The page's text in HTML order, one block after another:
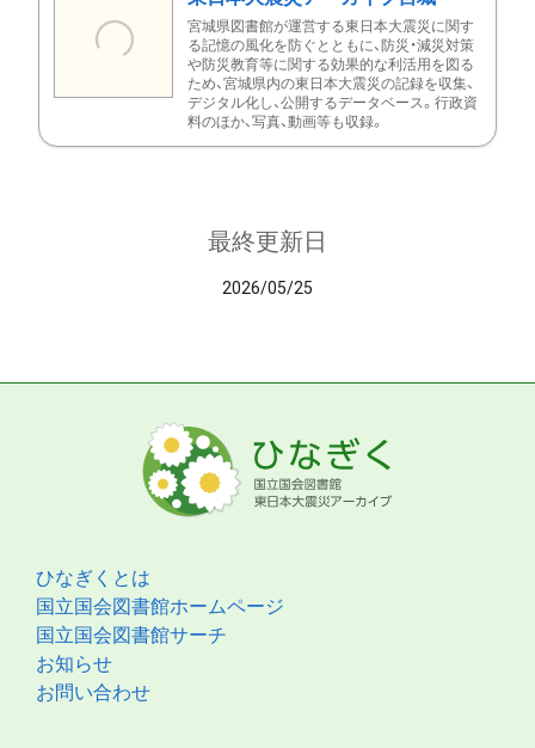
宮城県図書館が運営する東日本大震災に関す
る記憶の風化を防ぐとともに、防災・減災対策
や防災教育等に関する効果的な利活用を図る
ため、宮城県内の東日本大震災の記録を収集、
デジタル化し、公開するデータベース。行政資
料のほか、写真、動画等も収録。
最終更新日
2026/05/25
ひなぎくとは
国立国会図書館ホームページ
国立国会図書館サーチ
お知らせ
お問い合わせ